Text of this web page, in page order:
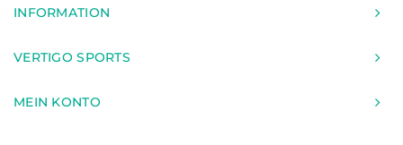
INFORMATION
VERTIGO SPORTS
MEIN KONTO